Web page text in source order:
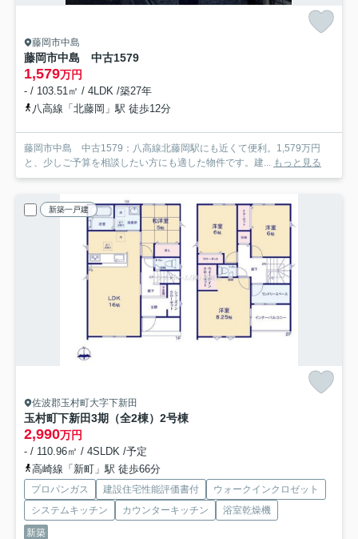
藤岡市中島
藤岡市中島 中古1579
1,579万円
- / 103.51㎡ / 4LDK /築27年
八高線「北藤岡」駅 徒歩12分
藤岡市中島 中古1579：八高線北藤岡駅にも近くて便利。1,579万円
と、少しご予算を相談したい方にも適した物件です。建...
もっと見る
新築一戸建
佐波郡玉村町大字下新田
玉村町下新田3期（全2棟）2号棟
2,990万円
- / 110.96㎡ / 4SLDK /予定
高崎線「新町」駅 徒歩66分
プロパンガス 建設住宅性能評価書付
ウォークインクロゼット
システムキッチン
カウンターキッチン
浴室乾燥機
新築